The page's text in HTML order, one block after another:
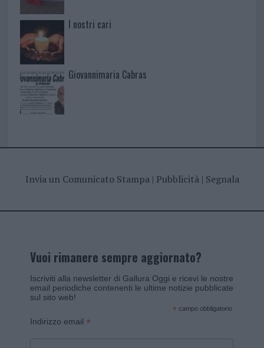
I nostri cari
Giovannimaria Cabras
Invia un Comunicato Stampa| Pubblicità| Segnala
Vuoi rimanere sempre aggiornato?
Iscriviti alla newsletter di Gallura Oggi e ricevi le nostre
email periodiche contenenti le ultime notizie pubblicate
sul sito web!
* campo obbligatorio
Indirizzo email *